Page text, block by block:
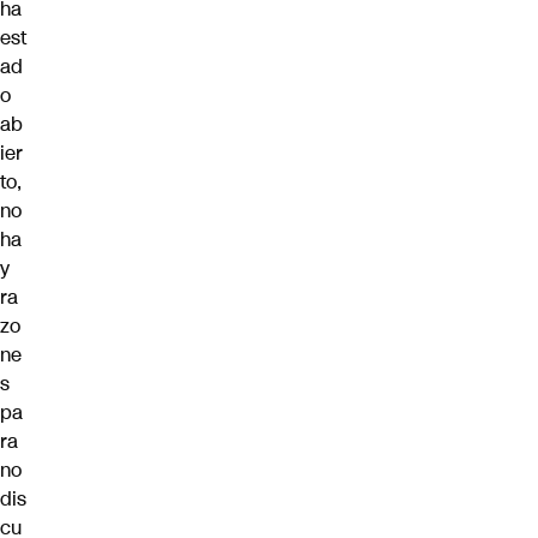
ha
est
ad
o
ab
ier
to,
no
ha
y
ra
zo
ne
s
pa
ra
no
dis
cu